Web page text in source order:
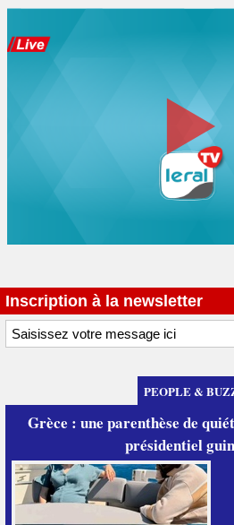
Inscription à la newsletter
PEOPLE &
Grèce : une parenthèse de
présidentiel